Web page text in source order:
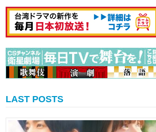
LAST POSTS